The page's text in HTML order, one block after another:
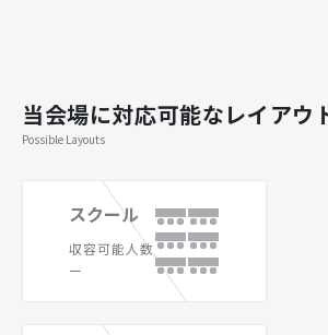
当会場に対応可能なレイアウ
Possible Layouts
スクール
収容可能人数
ー